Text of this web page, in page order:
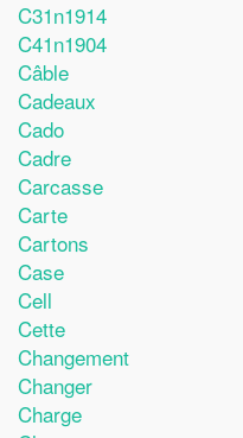
C31n1914
C41n1904
Câble
Cadeaux
Cado
Cadre
Carcasse
Carte
Cartons
Case
Cell
Cette
Changement
Changer
Charge